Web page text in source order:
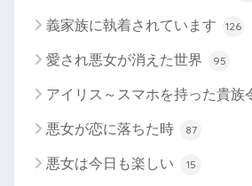
義家族に執着されています 126
愛され悪女が消えた世界 95
アイリス～スマホを持った貴族
悪女が恋に落ちた時 87
悪女は今日も楽しい 15